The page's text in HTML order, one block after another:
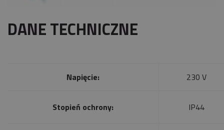
DANE TECHNICZNE
Napięcie: 230 V
Stopień ochrony: IP44